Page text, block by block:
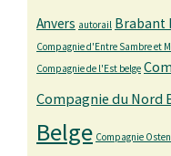
Anvers autorail Brabant
Compagnie d'Entre Sambre et
Compagnie de l'Est belge
Compagnie du Nord
Belge Compagnie